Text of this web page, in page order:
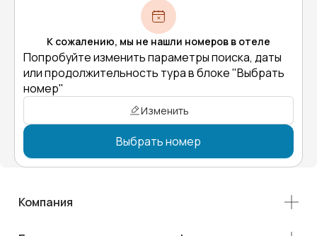
К сожалению, мы не нашли номеров в отеле
Попробуйте изменить параметры поиска, даты
или продолжительность тура в блоке "Выбрать
номер"
Изменить
Выбрать номер
Компания